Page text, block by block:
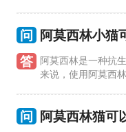
问 阿莫西林小猫
答 阿莫西林是一种抗
来说，使用阿莫西
问 阿莫西林猫可